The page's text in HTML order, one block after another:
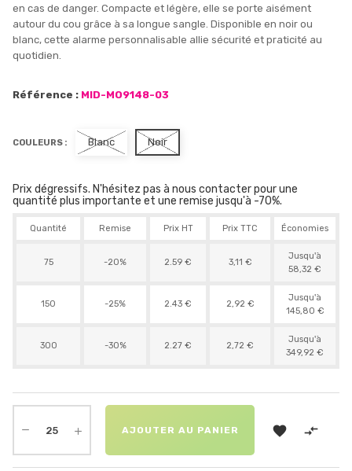
en cas de danger. Compacte et légère, elle se porte aisément
autour du cou grâce à sa longue sangle. Disponible en noir ou
blanc, cette alarme personnalisable allie sécurité et praticité au
quotidien.
Référence : MID-MO9148-03
COULEURS : Blanc Noir
Prix dégressifs. N'hésitez pas à nous contacter pour une
quantité plus importante et une remise jusqu'à -70%.
Quantité Remise Prix HT Prix TTC Économies
75 -20% 2.59 € 3,11 €
Jusqu'à
58,32 €
150 -25% 2.43 € 2,92 €
Jusqu'à
145,80 €
300 -30% 2.27 € 2,72 €
Jusqu'à
349,92 €
AJOUTER AU PANIER  